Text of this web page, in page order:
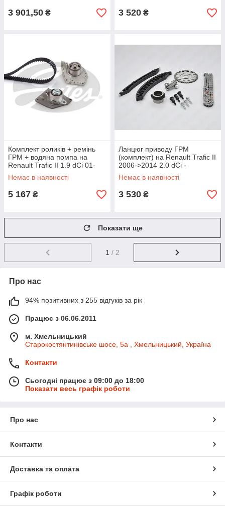
3 901,50 ₴ 3 520 ₴
Комплект роликів + ремінь
ГРМ + водяна помпа на
Renault Trafic II 1.9 dCi 01-
>14 — Gates (Бельгія) -
KP15552XS
Немає в наявності
5 167 ₴
Ланцюг приводу ГРМ
(комплект) на Renault Trafic II
2006->2014 2.0 dCi -
Metalcaucho (Іспанія) -
MC06060
Немає в наявності
3 530 ₴
Показати ще
1 / 2
Про нас
94% позитивних з 255 відгуків за рік
Працює з 06.06.2011
м. Хмельницький
Старокостянтинівське шосе, 5а , Хмельницький, Україна
Контакти
Сьогодні працює з 09:00 до 18:00
Показати весь графік роботи
Про нас
Контакти
Доставка та оплата
Графік роботи